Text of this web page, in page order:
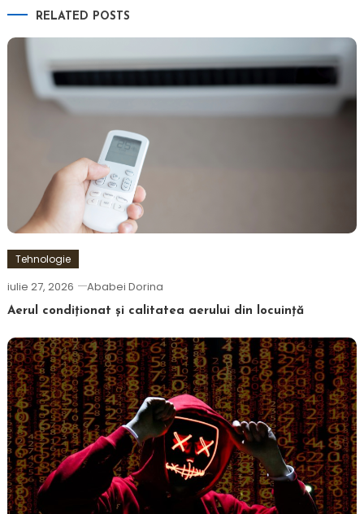
RELATED POSTS
Tehnologie
iulie 27, 2026 Ababei Dorina
Aerul condiționat și calitatea aerului din locuință